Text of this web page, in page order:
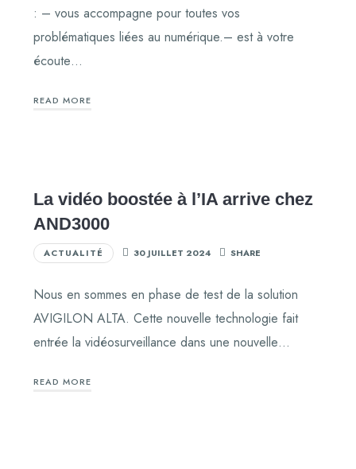
: – vous accompagne pour toutes vos
problématiques liées au numérique.– est à votre
écoute…
READ MORE
La vidéo boostée à l’IA arrive chez
AND3000
ACTUALITÉ 30 JUILLET 2024 SHARE
Nous en sommes en phase de test de la solution
AVIGILON ALTA. Cette nouvelle technologie fait
entrée la vidéosurveillance dans une nouvelle…
READ MORE